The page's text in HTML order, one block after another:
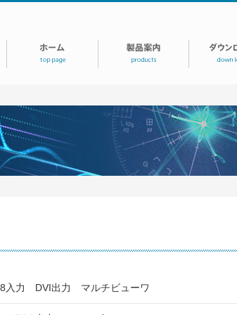
8入力 DVI出力 マルチビューワ